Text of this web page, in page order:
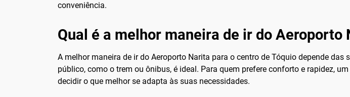
conveniência.
Qual é a melhor maneira de ir do
A melhor maneira de ir do Aeroporto Narita para o centro de Tóquio depende
público, como o trem ou ônibus, é ideal. Para quem prefere conforto e rapidez, um
decidir o que melhor se adapta às suas necessidades.